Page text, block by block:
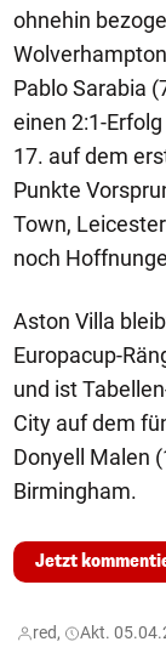
ohnehin
Pablo Sarabia
einen 2:1-
17. auf dem
Punkte
Town,
noch
Aston Villa
Europacup-
und ist
City auf dem
Donyell Malen
Birmingham.
Jetzt
red, Akt.